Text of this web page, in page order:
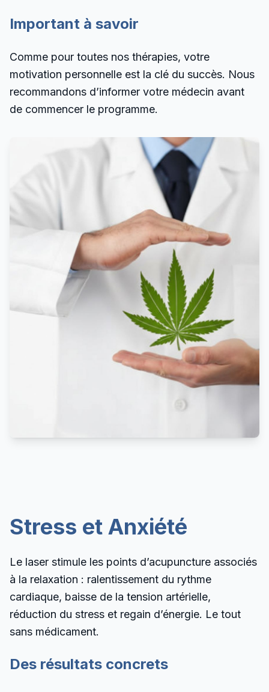
Important à savoir
Comme pour toutes nos thérapies, votre
motivation personnelle est la clé du succès. Nous
recommandons d’informer votre médecin avant
de commencer le programme.
Stress et Anxiété
Le laser stimule les points d’acupuncture associés
à la relaxation : ralentissement du rythme
cardiaque, baisse de la tension artérielle,
réduction du stress et regain d’énergie. Le tout
sans médicament.
Des résultats concrets